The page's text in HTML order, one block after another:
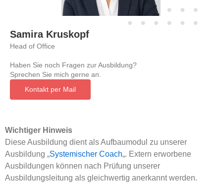
Samira Kruskopf
Head of Office
Haben Sie noch Fragen zur Ausbildung?
Sprechen Sie mich gerne an.
Kontakt per Mail
Wichtiger Hinweis
Diese Ausbildung dient als Aufbaumodul zu unserer
Ausbildung „Systemischer Coach„. Extern erworbene
Ausbildungen können nach Prüfung unserer
Ausbildungsleitung als gleichwertig anerkannt werden.